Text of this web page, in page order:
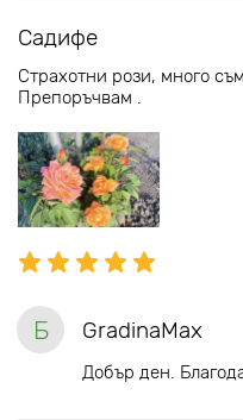
Садифе
Страхотни рози, много
Препоръчвам .
Б GradinaMax
Добър ден.